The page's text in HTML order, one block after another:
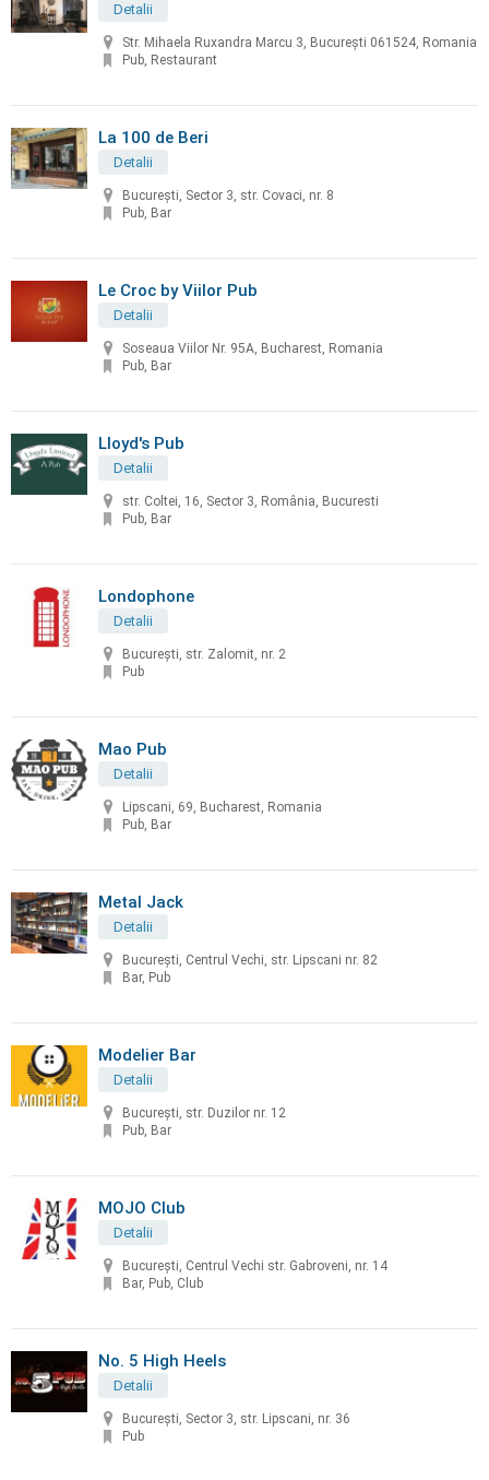
Detalii
Str. Mihaela Ruxandra Marcu 3, București 061524, Romania
Pub, Restaurant
La 100 de Beri
Detalii
București, Sector 3, str. Covaci, nr. 8
Pub, Bar
Le Croc by Viilor Pub
Detalii
Soseaua Viilor Nr. 95A, Bucharest, Romania
Pub, Bar
Lloyd's Pub
Detalii
str. Coltei, 16, Sector 3, România, Bucuresti
Pub, Bar
Londophone
Detalii
București, str. Zalomit, nr. 2
Pub
Mao Pub
Detalii
Lipscani, 69, Bucharest, Romania
Pub, Bar
Metal Jack
Detalii
București, Centrul Vechi, str. Lipscani nr. 82
Bar, Pub
Modelier Bar
Detalii
București, str. Duzilor nr. 12
Pub, Bar
MOJO Club
Detalii
București, Centrul Vechi str. Gabroveni, nr. 14
Bar, Pub, Club
No. 5 High Heels
Detalii
București, Sector 3, str. Lipscani, nr. 36
Pub